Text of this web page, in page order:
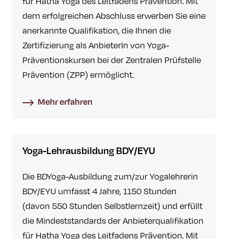
dem erfolgreichen Abschluss erwerben Sie eine
anerkannte Qualifikation, die Ihnen die
Zertifizierung als AnbieterIn von Yoga-
Präventionskursen bei der Zentralen Prüfstelle
Prävention (ZPP) ermöglicht.
Mehr erfahren
Yoga-Lehrausbildung BDY/EYU
Die BDYoga-Ausbildung zum/zur Yogalehrerin
BDY/EYU umfasst 4 Jahre, 1150 Stunden
(davon 550 Stunden Selbstlernzeit) und erfüllt
die Mindeststandards der Anbieterqualifikation
für Hatha Yoga des Leitfadens Prävention. Mit